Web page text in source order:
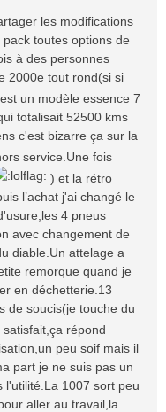
les modifications
toutes options de
à des personnes
2000e tout rond(si si
un modèle essence 7
totalisait 52500 kms
c'est bizarre ça sur la
service.Une fois
) et la rétro
l’achat j'ai changé le
4 pneus
avec changement de
diable.Un attelage a
remorque quand je
en déchetterie.13
de soucis(je touche du
répond
peu soif mais il
part je ne suis pas un
l'utilité.La 1007 sort peu
aller au travail,la